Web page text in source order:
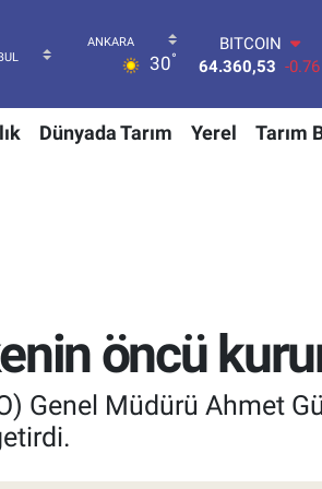
30°
DOLAR
47,7069
0.17
55,0265 0.01
STERLİN
Dünyada Tarım Yerel Tarım
öncü
Genel Müdürü Ahmet